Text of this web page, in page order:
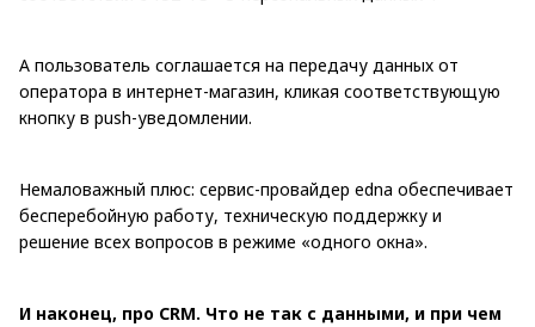
А пользователь соглашается на передачу данных от
оператора в интернет-магазин, кликая соответствующую
кнопку в push-уведомлении.
Немаловажный плюс: сервис-провайдер edna обеспечивает
бесперебойную работу, техническую поддержку и
решение всех вопросов в режиме «одного окна».
И наконец, про CRM. Что не так с данными, и при чем